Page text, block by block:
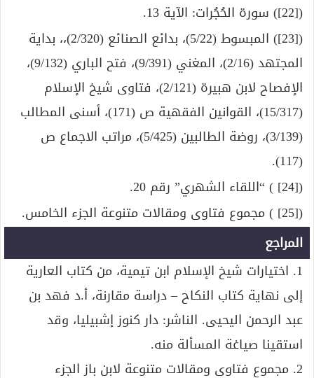
([22]) سورة الحُجُرات: الآية 13.
([23]) المبسوط (5/22)، بدائع الصنائع (2/320)،، بداية
المجتهد (2/16)، المغني (9/391)، فتح الباري (9/132)،
الإفصاح لابن هبيرة (2/121)، فتاوى شيخ الإسلام
(15/317)، القوانين الفقهية ص (171)، أسنى المطالب
(3/139)، روضة الطالبين (5/425)، مراتب الاجماع ص
(117).
([24] ) “اللقاء الشهري” رقم 20.
([25] ) مجموع فتاوى ومقالات متنوعة الجزء الخامس.
المراجع
1. اختيارات شيخ الإسلام ابن تيمية، من كتاب العارية
إلى نهاية كتاب النكاح – دراسة مقارنة، أ.د فهد بن
عبد الرحمن اليحيى. الناشر: دار كنوز إشبيليا، وقد
استقينا صياغة المسألة منه.
2. مجموع فتاوى ومقالات متنوعة لابن باز الجزء